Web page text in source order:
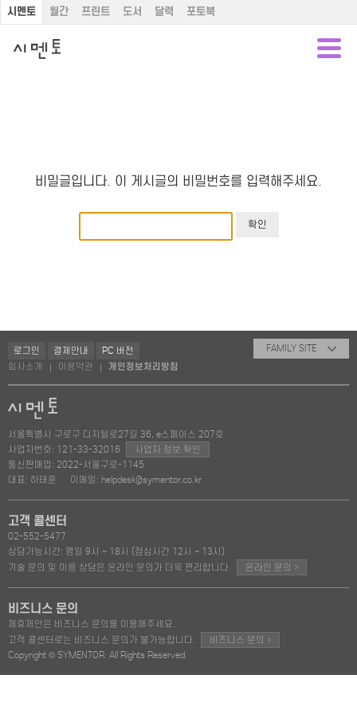
시멘토 월간 프린트 도서 달력 포토북
비밀글입니다. 이 게시글의 비밀번호를 입력해주세요.
로그인 결제안내
PC 버전
회사소개
이용약관 개인정보처리방침
FAMILY SITE
서울특별시 구로구 디지털로27길 36, e스페이스 207호
사업자번호: 121-33-32016
사업자 정보 확인
통신판매업: 2022-서울구로-1145
대표: 하태훈
이메일: helpdesk@symentor.co.kr
고객 콜센터
02-552-5477
상담가능시간: 평일 9시 ~ 18시 (점심시간 12시 ~ 13시)
기술 문의 및 이용 상담은 온라인 문의가 더욱 편리합니다.
온라인 문의 >
비즈니스 문의
제휴제안은 비즈니스 문의를 이용해주세요.
고객 콜센터로는 비즈니스 문의가 불가능합니다.
비즈니스 문의 >
Copyright © SYMENTOR. All Rights Reserved.